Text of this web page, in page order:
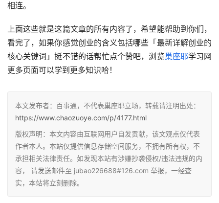
相连。
上面这些就是这篇文章的所有内容了，希望能帮助到你们，
看完了，如果你感觉创业的含义包括哪些「最新详解创业的
核心关键词」挺不错的话帮忙点个赞吧，浏览巢座耶学习网
更多页面可以学到更多知识哈！
本文发布者：百事通，不代表巢座耶立场，转载请注明出处：
https://www.chaozuoye.com/p/4177.html
版权声明：本文内容由互联网用户自发贡献，该文观点仅代表
作者本人。本站仅提供信息存储空间服务，不拥有所有权，不
承担相关法律责任。如发现本站有涉嫌抄袭侵权/违法违规的内
容， 请发送邮件至 jubao226688#126.com 举报，一经查
实，本站将立刻删除。